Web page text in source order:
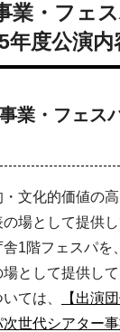
業・フェ
年度公演内
業・フェス
文化的価値の
場として提供し
1階フェスパを
として提供して
ては、
【出演
世代シアター